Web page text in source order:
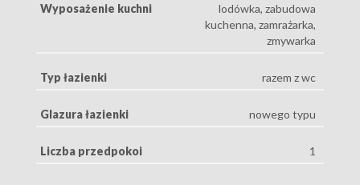
Wyposażenie kuchni
lodówka, zabudowa
kuchenna, zamrażarka,
zmywarka
Typ łazienki razem z wc
Glazura łazienki nowego typu
Liczba przedpokoi 1